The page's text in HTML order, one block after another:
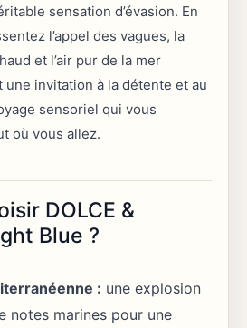
sensation d’évasion. En
l’appel des vagues, la
et l’air pur de la mer
une invitation à la détente et au
sensoriel qui vous
où vous allez.
DOLCE &
Blue ?
: une explosion
notes marines pour une